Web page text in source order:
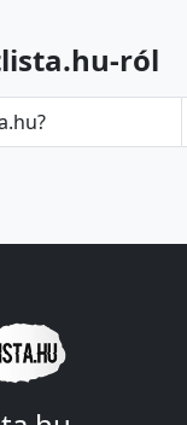
ról